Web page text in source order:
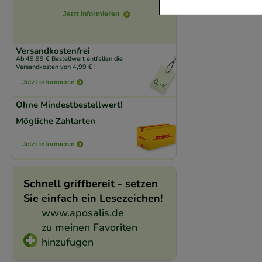
Jetzt informieren
Versandkostenfrei
Ab 49,99 € Bestellwert entfallen die
Versandkosten von 4,99 € !
Jetzt informieren
Ohne Mindestbestellwert!
Mögliche Zahlarten
Jetzt informieren
Schnell griffbereit - setzen
Sie einfach ein Lesezeichen!
www.aposalis.de
zu meinen Favoriten
hinzufugen